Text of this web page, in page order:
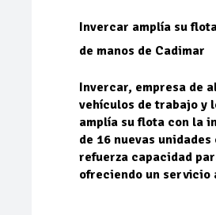
Invercar amplía su
de manos de Cadimar
Invercar, empresa de
vehículos de trabajo y
amplía su flota con la
de 16 nuevas unidades
refuerza capacidad
ofreciendo un servicio